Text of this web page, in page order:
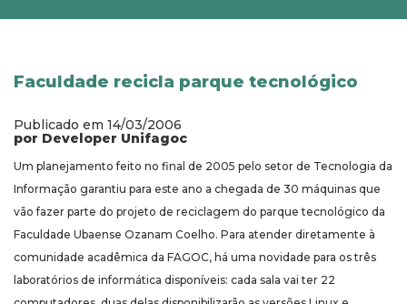
Faculdade recicla parque tecnológico
Publicado em 14/03/2006
por Developer Unifagoc
Um planejamento feito no final de 2005 pelo setor de Tecnologia da
Informação garantiu para este ano a chegada de 30 máquinas que
vão fazer parte do projeto de reciclagem do parque tecnológico da
Faculdade Ubaense Ozanam Coelho. Para atender diretamente à
comunidade acadêmica da FAGOC, há uma novidade para os três
laboratórios de informática disponíveis: cada sala vai ter 22